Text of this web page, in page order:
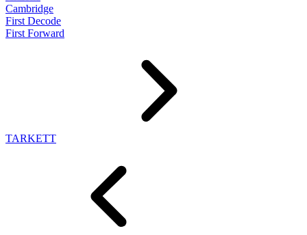
Cambridge
First Decode
First Forward
TARKETT